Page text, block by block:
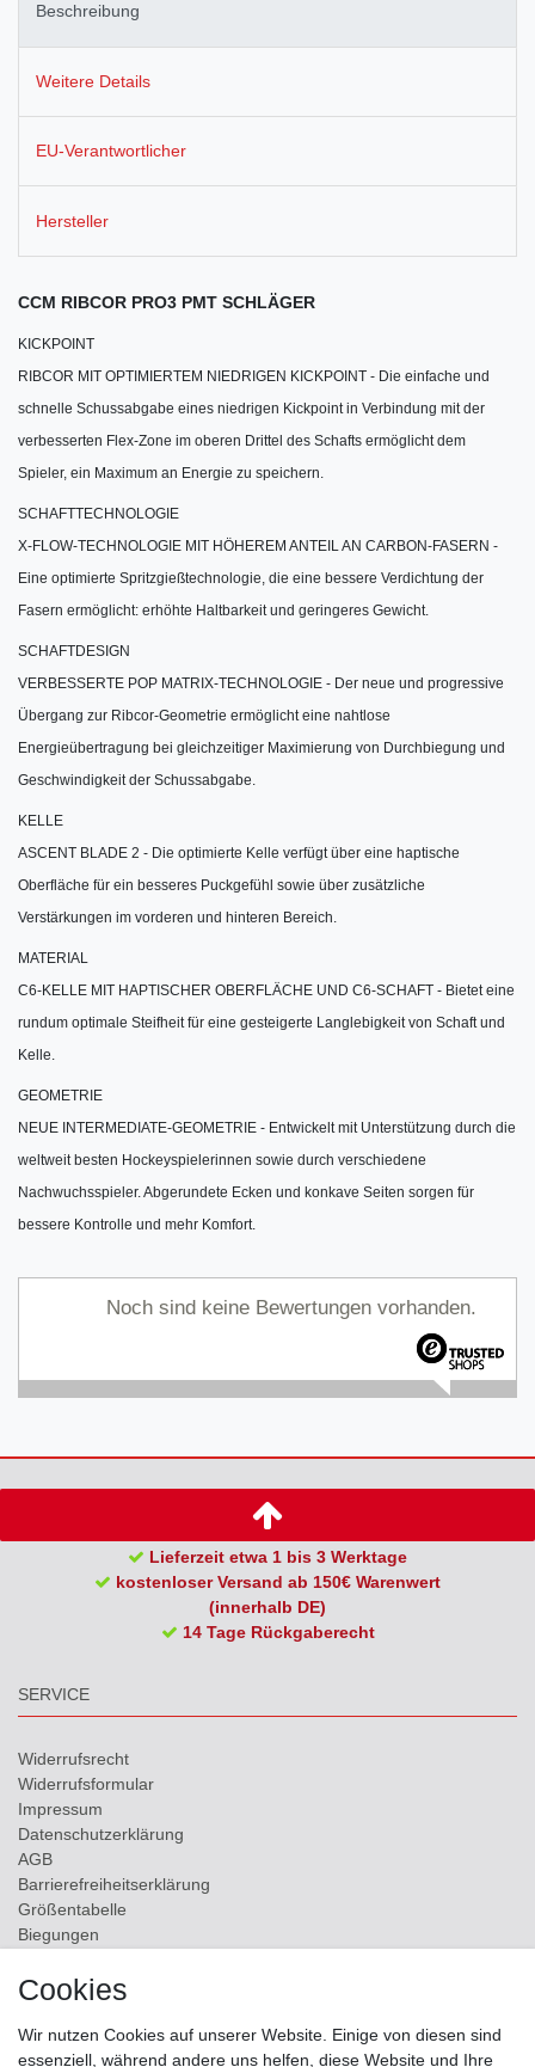
Beschreibung
Weitere Details
EU-Verantwortlicher
Hersteller
CCM RIBCOR PRO3 PMT SCHLÄGER
KICKPOINT
RIBCOR MIT OPTIMIERTEM NIEDRIGEN KICKPOINT - Die einfache und
schnelle Schussabgabe eines niedrigen Kickpoint in Verbindung mit der
verbesserten Flex-Zone im oberen Drittel des Schafts ermöglicht dem
Spieler, ein Maximum an Energie zu speichern.
SCHAFTTECHNOLOGIE
X-FLOW-TECHNOLOGIE MIT HÖHEREM ANTEIL AN CARBON-FASERN -
Eine optimierte Spritzgießtechnologie, die eine bessere Verdichtung der
Fasern ermöglicht: erhöhte Haltbarkeit und geringeres Gewicht.
SCHAFTDESIGN
VERBESSERTE POP MATRIX-TECHNOLOGIE - Der neue und progressive
Übergang zur Ribcor-Geometrie ermöglicht eine nahtlose
Energieübertragung bei gleichzeitiger Maximierung von Durchbiegung und
Geschwindigkeit der Schussabgabe.
KELLE
ASCENT BLADE 2 - Die optimierte Kelle verfügt über eine haptische
Oberfläche für ein besseres Puckgefühl sowie über zusätzliche
Verstärkungen im vorderen und hinteren Bereich.
MATERIAL
C6-KELLE MIT HAPTISCHER OBERFLÄCHE UND C6-SCHAFT - Bietet eine
rundum optimale Steifheit für eine gesteigerte Langlebigkeit von Schaft und
Kelle.
GEOMETRIE
NEUE INTERMEDIATE-GEOMETRIE - Entwickelt mit Unterstützung durch die
weltweit besten Hockeyspielerinnen sowie durch verschiedene
Nachwuchsspieler. Abgerundete Ecken und konkave Seiten sorgen für
bessere Kontrolle und mehr Komfort.
Noch sind keine Bewertungen vorhanden.
Lieferzeit etwa 1 bis 3 Werktage
kostenloser Versand ab 150€ Warenwert
(innerhalb DE)
14 Tage Rückgaberecht
SERVICE
Widerrufs­recht
Widerrufs­formular
Impressum
Daten­schutz­erklärung
AGB
Barrierefreiheitserklärung
Größentabelle
Biegungen
Kontakt
ZAHLUNGSMÖGLICHKEITEN
Cookies
Wir nutzen Cookies auf unserer Website. Einige von diesen sind
essenziell, während andere uns helfen, diese Website und Ihre